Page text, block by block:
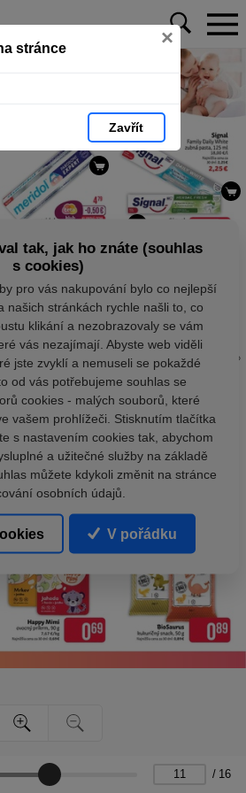
stránce ×
Zavřít
/ 16
tak, jak ho znáte (souhlas
s cookies)
pro vás nakupování bylo co nejlepší
našich stránkách rychle našli to, co
klikání a nezobrazovaly se vám
vás nezajímají. Abyste web viděli
jste zvyklí a nemuseli se pokaždé
od vás potřebujeme souhlas se
cookies - malých souborů, které
vašem prohlížeči. Stisknutím tlačítka
s nastavením cookies tak, abychom
a užitečné služby na základě
můžete kdykoli změnit na stránce
osobních údajů.
V pořádku